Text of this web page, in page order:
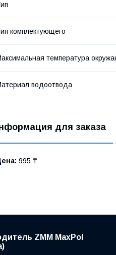
комплектующего
температура
водоотвода
для заказа
995 ₸
ZMM MaxPol